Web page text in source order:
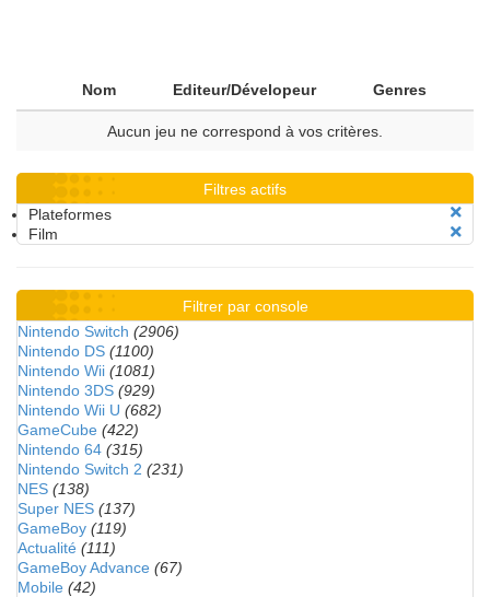
Nom Editeur/Dévelopeur Genres
Aucun jeu ne correspond à vos critères.
Filtres actifs
Plateformes
Film
Filtrer par console
Nintendo Switch (2906)
Nintendo DS (1100)
Nintendo Wii (1081)
Nintendo 3DS (929)
Nintendo Wii U (682)
GameCube (422)
Nintendo 64 (315)
Nintendo Switch 2 (231)
NES (138)
Super NES (137)
GameBoy (119)
Actualité (111)
GameBoy Advance (67)
Mobile (42)